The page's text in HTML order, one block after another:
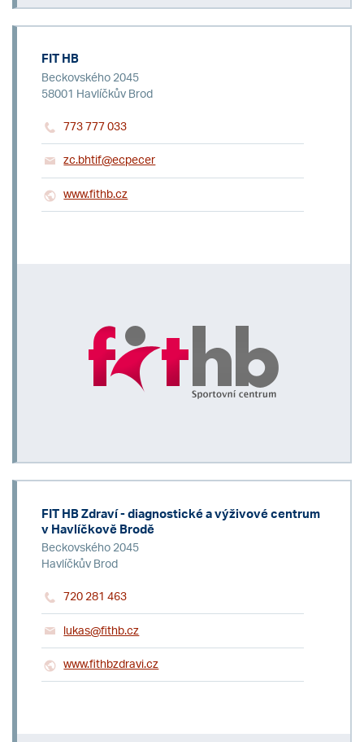
FIT HB
Beckovského 2045
58001 Havlíčkův Brod
773 777 033
zc.bhtif@ecpecer
www.fithb.cz
FIT HB Zdraví - diagnostické a výživové centrum
v Havlíčkově Brodě
Beckovského 2045
Havlíčkův Brod
720 281 463
lukas@fithb.cz
www.fithbzdravi.cz